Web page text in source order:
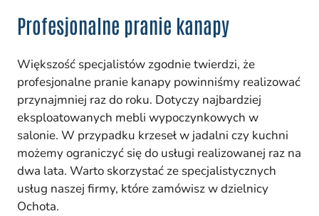
Profesjonalne pranie kanapy
Większość specjalistów zgodnie twierdzi, że
profesjonalne pranie kanapy powinniśmy realizować
przynajmniej raz do roku. Dotyczy najbardziej
eksploatowanych mebli wypoczynkowych w
salonie. W przypadku krzeseł w jadalni czy kuchni
możemy ograniczyć się do usługi realizowanej raz na
dwa lata. Warto skorzystać ze specjalistycznych
usług naszej firmy, które zamówisz w dzielnicy
Ochota.